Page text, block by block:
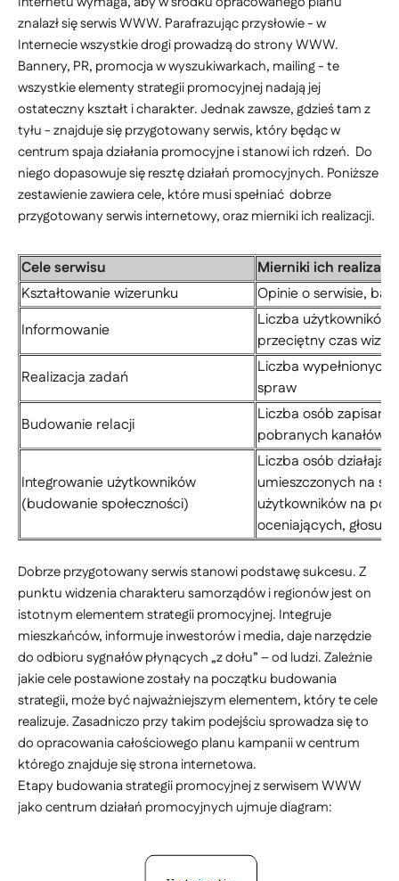
znalazł się serwis WWW. Parafrazując przysłowie - w
Internecie wszystkie drogi prowadzą do strony WWW.
Bannery, PR, promocja w wyszukiwarkach, mailing - te
wszystkie elementy strategii promocyjnej nadają jej
ostateczny kształt i charakter. Jednak zawsze, gdzieś tam z
tyłu - znajduje się przygotowany serwis, który będąc w
centrum spaja działania promocyjne i stanowi ich rdzeń. Do
niego dopasowuje się resztę działań promocyjnych. Poniższe
zestawienie zawiera cele, które musi spełniać dobrze
przygotowany serwis internetowy, oraz mierniki ich realizacji.
Cele serwisu
Mierniki ich realizacji
Kształtowanie wizerunku
Opinie o serwisie,
Informowanie
Liczba
przeciętny czas wizyty
Realizacja zadań
Liczba
spraw
Budowanie relacji
Liczba osób
pobranych kanałów
Integrowanie użytkowników
(budowanie społeczności)
Liczba osób
umieszczonych na
użytkowników na
oceniających,
Dobrze przygotowany serwis stanowi podstawę sukcesu. Z
punktu widzenia charakteru samorządów i regionów jest on
istotnym elementem strategii promocyjnej. Integruje
mieszkańców, informuje inwestorów i media, daje narzędzie
do odbioru sygnałów płynących „z dołu” – od ludzi. Zależnie
jakie cele postawione zostały na początku budowania
strategii, może być najważniejszym elementem, który te cele
realizuje. Zasadniczo przy takim podejściu sprowadza się to
do opracowania całościowego planu kampanii w centrum
którego znajduje się strona internetowa.
Etapy budowania strategii promocyjnej z serwisem WWW
jako centrum działań promocyjnych ujmuje diagram: